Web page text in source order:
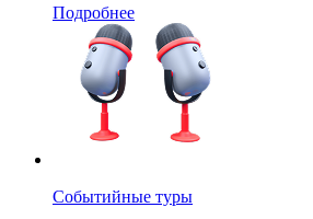
Подробнее
Событийные туры